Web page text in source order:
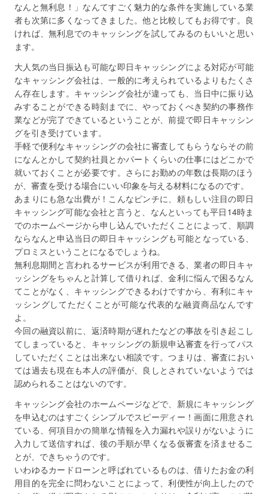
なんと無利息！」なんてすごく魅力的な条件を実施している業
者も次第に多くなってきました。他と比較してもお得です。良
ければ、無利息でのキャッシングを試してみるのもいいと思い
ます。
大人気の当日振込も可能な即日キャッシングによる対応が可能
なキャッシング会社は、一般的に考えられているよりもたくさ
ん存在します。キャッシング会社が違っても、当日中に振り込
みすることができる時刻までに、やっておくべき契約の事務作
業などが完了できているということが、前提で即日キャッシン
グを引き受けています。
手軽で便利なキャッシングの会社に審査してもらうならその前
になんとかして契約社員とかパートくらいの仕事にはどこかで
就いておくことが必要です。さらにお勤めの年数は長期のほう
が、審査を受ける場合にいい印象を与える材料になるのです。
あまりにも急な出費が！こんなピンチに、頼もしい注目の即日
キャッシング可能な会社と言うと、なんといっても平日14時ま
でのホームページから申し込んでいただくことによって、順調
ならなんと申込当日の即日キャッシングも可能となっている、
プロミスということになるでしょうね。
無利息期間と言われるサービスが利用できる、業者の即日キャ
ッシングをちゃんと計算して借りれば、金利に悩んで困るなん
てことがなく、キャッシングできるわけですから、有利にキャ
ッシングしてただくことが可能な代表的な融資商品なんです
よ。
今回の融資以前に、返済時期が遅れたなどの事故を引き起こし
てしまっていると、キャッシングの新規申込審査を行ってパス
していただくことは出来ない相談です。つまりは、審査におい
ては過去も現在も本人の評価が、良しとされていないようでは
認められることはないのです。
キャッシング会社のホームページなどで、新規にキャッシング
を申込むのはすごくシンプルでスピーディー！画面に用意され
ている、何項目かの簡単な情報を入力漏れや誤りがないように
入力して送信すれば、後の手順が早くなる仮審査を済ませるこ
とが、できちゃうのです。
いわゆるカードローンと呼ばれているものは、借りたお金の利
用目的を完全に問わないことによって、利便性が向上したので